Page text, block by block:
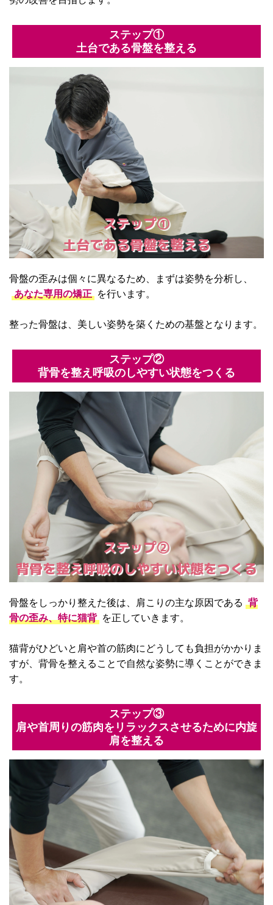
ステップ①
土台である骨盤を整える
ステップ①
土台である骨盤を整える
骨盤の歪みは個々に異なるため、まずは姿勢を分析し、
あなた専用の矯正 を行います。
整った骨盤は、美しい姿勢を築くための基盤となります。
ステップ②
背骨を整え呼吸のしやすい状態をつくる
ステップ②
背骨を整え呼吸のしやすい状態をつくる
骨盤をしっかり整えた後は、肩こりの主な原因である 背
骨の歪み、特に猫背 を正していきます。
猫背がひどいと肩や首の筋肉にどうしても負担がかかりま
すが、背骨を整えることで自然な姿勢に導くことができま
す。
ステップ③
肩や首周りの筋肉をリラックスさせるために内旋
肩を整える